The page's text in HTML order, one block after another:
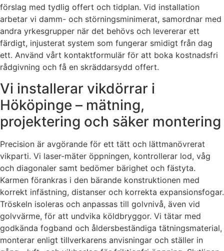
förslag med tydlig offert och tidplan. Vid installation
arbetar vi damm- och störningsminimerat, samordnar med
andra yrkesgrupper när det behövs och levererar ett
färdigt, injusterat system som fungerar smidigt från dag
ett. Använd vårt kontaktformulär för att boka kostnadsfri
rådgivning och få en skräddarsydd offert.
Vi installerar vikdörrar i
Hököpinge – mätning,
projektering och säker montering
Precision är avgörande för ett tätt och lättmanövrerat
vikparti. Vi laser-mäter öppningen, kontrollerar lod, våg
och diagonaler samt bedömer bärighet och fästyta.
Karmen förankras i den bärande konstruktionen med
korrekt infästning, distanser och korrekta expansionsfogar.
Tröskeln isoleras och anpassas till golvnivå, även vid
golvvärme, för att undvika köldbryggor. Vi tätar med
godkända fogband och åldersbeständiga tätningsmaterial,
monterar enligt tillverkarens anvisningar och ställer in